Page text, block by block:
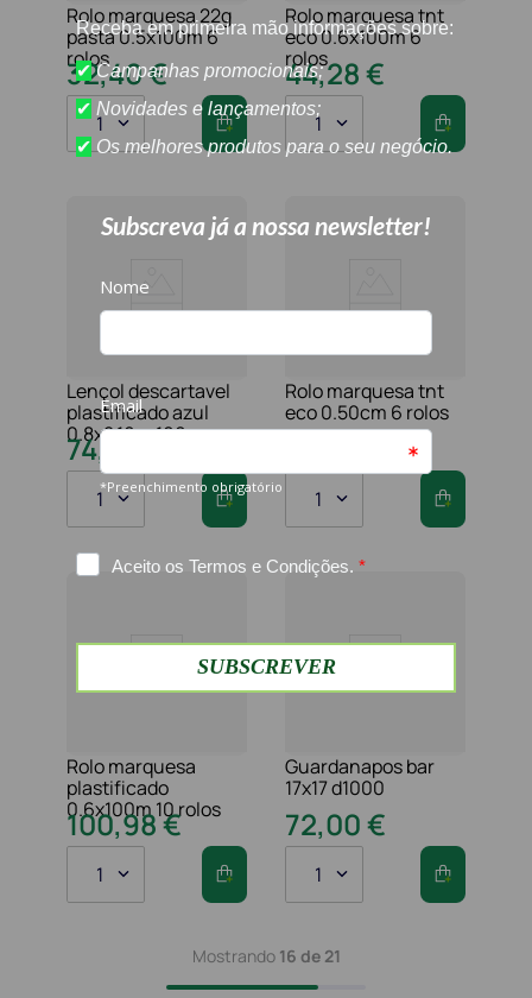
Rolo marquesa 22g
pasta 0.5x100m 6
rolos
32,40€
1
Rolo marquesa tnt
eco 0.6x100m 6
rolos
44,28€
1
Lençol descartavel
plastificado azul
0.8x2.10m 100u
74,
1
Rolo marquesa tnt
eco 0.50cm 6 rolos
1
Rolo marquesa
plastificado
0.6x100m 10 rolos
100,98€
1
Guardanapos bar
17x17 d1000
72,00€
1
Mostrando 16 de 21